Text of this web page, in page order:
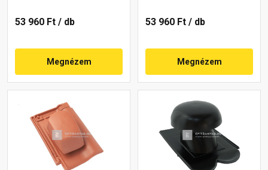
53 960 Ft / db
Megnézem
53 960 Ft / db
Megnézem